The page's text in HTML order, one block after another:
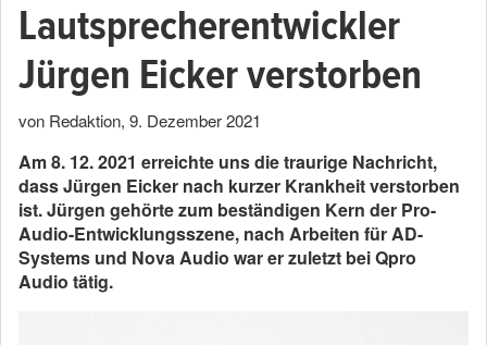
Lautsprecherentwickler
Jürgen Eicker verstorben
von Redaktion, 9. Dezember 2021
Am 8. 12. 2021 erreichte uns die traurige Nachricht,
dass Jürgen Eicker nach kurzer Krankheit verstorben
ist. Jürgen gehörte zum beständigen Kern der Pro-
Audio-Entwicklungsszene, nach Arbeiten für AD-
Systems und Nova Audio war er zuletzt bei Qpro
Audio tätig.